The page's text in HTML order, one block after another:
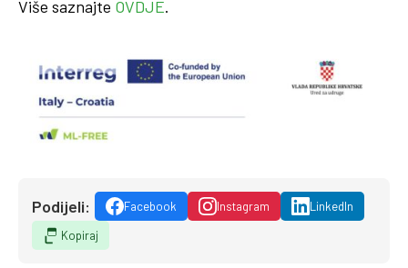
Više saznajte OVDJE.
Podijeli: Facebook Instagram
LinkedIn
Kopiraj